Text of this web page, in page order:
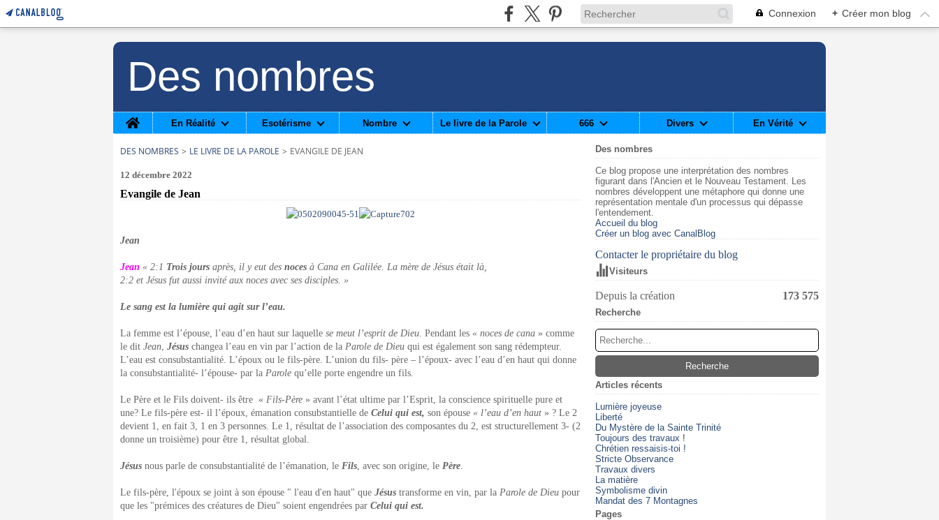
Connexion + Créer mon blog
Des nombres
Home
En Réalité Esotérisme Nombre Le livre de la Parole 666 Divers En Vérité
DES NOMBRES > LE LIVRE DE LA PAROLE > EVANGILE DE JEAN
12 décembre 2022
Evangile de Jean
Jean
Jean « 2:1 Trois jours après, il y eut des noces à Cana en Galilée. La mère de Jésus était là,
2:2 et Jésus fut aussi invité aux noces avec ses disciples. »
Le sang est la lumière qui agit sur l’eau.
La femme est l’épouse, l’eau d’en haut sur laquelle se meut l’esprit de Dieu. Pendant les « noces de cana » comme
le dit Jean, Jésus changea l’eau en vin par l’action de la Parole de Dieu qui est également son sang rédempteur.
L’eau est consubstantialité. L’époux ou le fils-père. L’union du fils- père – l’époux- avec l’eau d’en haut qui donne
la consubstantialité- l’épouse- par la Parole qu’elle porte engendre un fils.
Le Père et le Fils doivent- ils être « Fils-Père » avant l’état ultime par l’Esprit, la conscience spirituelle pure et
une? Le fils-père est- il l’époux, émanation consubstantielle de Celui qui est, son épouse « l’eau d’en haut » ? Le 2
devient 1, en fait 3, 1 en 3 personnes. Le 1, résultat de l’association des composantes du 2, est structurellement 3- (2
donne un troisième) pour être 1, résultat global.
Jésus nous parle de consubstantialité de l’émanation, le Fils, avec son origine, le Père.
Le fils-père, l'époux se joint à son épouse " l'eau d'en haut" que Jésus transforme en vin, par la Parole de Dieu pour
que les "prémices des créatures de Dieu" soient engendrées par Celui qui est.
Des nombres
Ce blog propose une interprétation des nombres
figurant dans l'Ancien et le Nouveau Testament. Les
nombres développent une métaphore qui donne une
représentation mentale d'un processus qui dépasse
l'entendement.
Accueil du blog
Créer un blog avec CanalBlog
Contacter le propriétaire du blog
Visiteurs
Depuis la création 173 575
Recherche
Articles récents
Lumière joyeuse
Liberté
Du Mystère de la Sainte Trinité
Toujours des travaux !
Chrétien ressaisis-toi !
Stricte Observance
Travaux divers
La matière
Symbolisme divin
Mandat des 7 Montagnes
Pages